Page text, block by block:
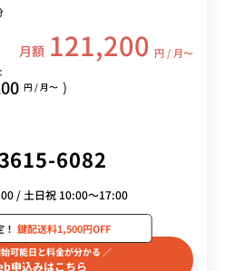
月額 121,200 円 / 月〜
円 / 月〜 )
6082
/ 土日祝 10:00～17:00
可能日と料金が分かる ／
申込みはこちら
鍵配送料1,500円OFF